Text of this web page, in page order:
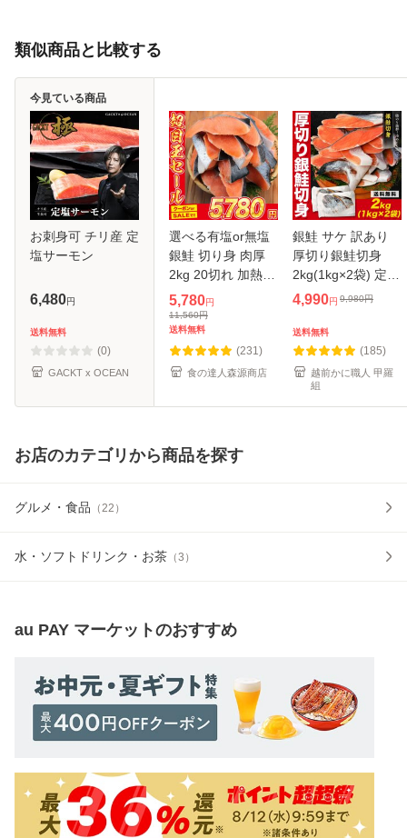
類似商品と比較する
お刺身可 チリ産 定
塩サーモン
6,480円
送料無料
(0)
GACKT x OCEAN
今見ている商品
選べる有塩or無塩
銀鮭 切り身 肉厚
2kg 20切れ 加熱用
さけ 鮭 焼き鮭 チ
リ産 朝食 おかず
ギフト グルメ 食品
ギフト プレゼント
お中
5,780円
11,560円
送料無料
(231)
食の達人森源商店
銀鮭 サケ 訳あり
厚切り銀鮭切身
2kg(1kg×2袋) 定塩
チリ産 鮭 切り身
ケ ご飯のお供
4,990円 9,980円
送料無料
(185)
越前かに職人 甲羅
組
お店のカテゴリから商品を探す
グルメ・食品 （ 22 ）
水・ソフトドリンク・お茶 （3 ）
au PAY マーケットのおすすめ